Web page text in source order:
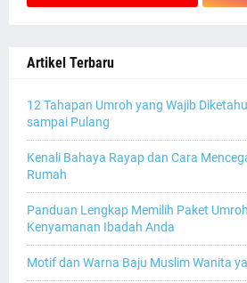
Artikel Terbaru
12 Tahapan Umroh yang Wajib
sampai Pulang
Kenali Bahaya Rayap dan Cara
Rumah
Panduan Lengkap Memilih Paket
Kenyamanan Ibadah Anda
Motif dan Warna Baju Muslim Wanita